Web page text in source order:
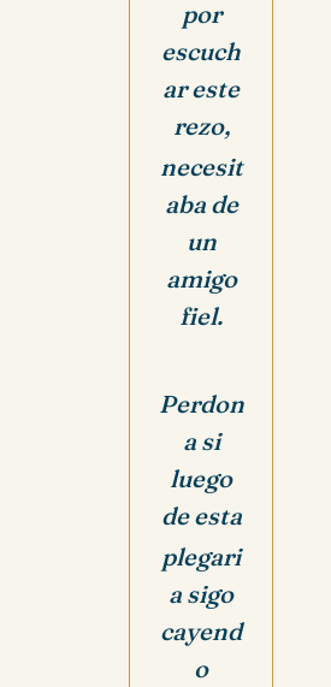
por
escuch
ar este
rezo,
necesit
aba de
un
amigo
fiel.
Perdon
a si
luego
de esta
plegari
a sigo
cayend
o